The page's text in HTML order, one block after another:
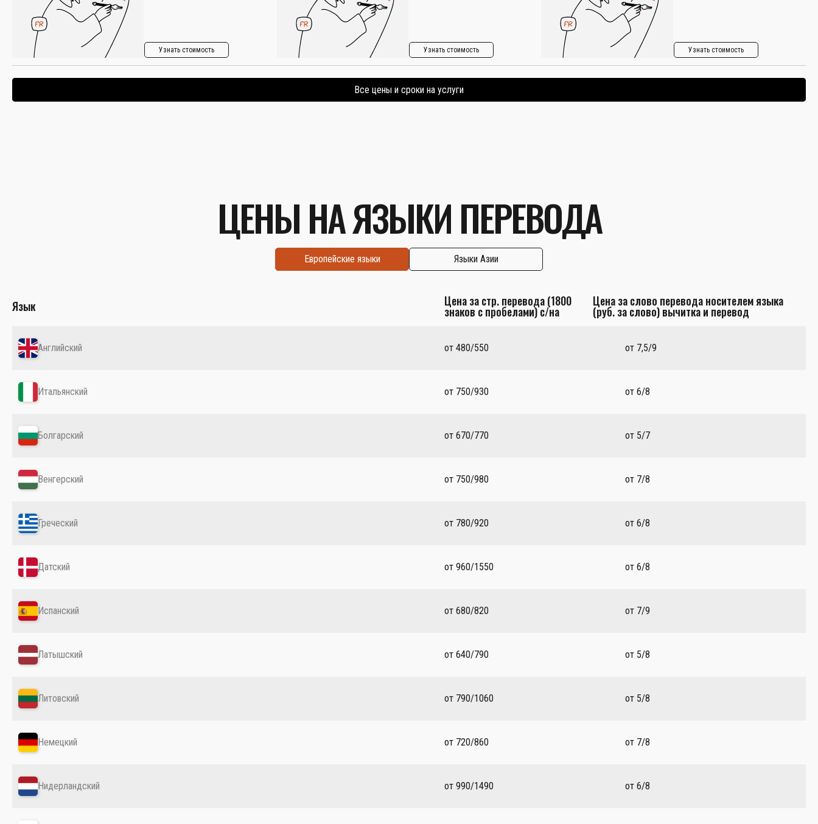
Узнать стоимость Узнать стоимость Узнать стоимость
Все цены и сроки на услуги
ЦЕНЫ НА ЯЗЫКИ ПЕРЕВОДА
Европейские языки Языки Азии
Язык Цена за стр. перевода (1800
знаков с пробелами) с/на
Цена за слово перевода носителем языка
(руб. за слово) вычитка и перевод
Английский от 480/550 от 7,5/9
Итальянский от 750/930 от 6/8
Болгарский от 670/770 от 5/7
Венгерский от 750/980 от 7/8
Греческий от 780/920 от 6/8
Датский от 960/1550 от 6/8
Испанский от 680/820 от 7/9
Латышский от 640/790 от 5/8
Литовский от 790/1060 от 5/8
Немецкий от 720/860 от 7/8
Нидерландский от 990/1490 от 6/8